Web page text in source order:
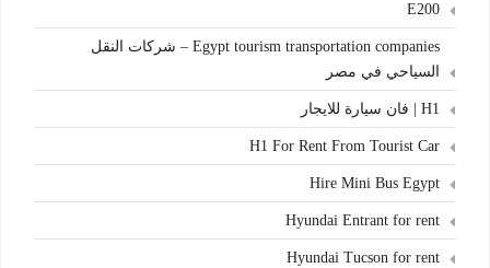
E200
Egypt tourism transportation companies – شركات النقل
السياحي في مصر
H1 | فان سيارة للايجار
H1 For Rent From Tourist Car
Hire Mini Bus Egypt
Hyundai Entrant for rent
Hyundai Tucson for rent